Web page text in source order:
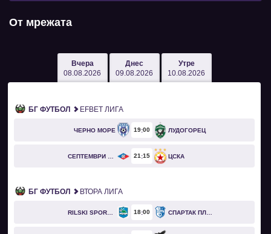
От мрежата
Вчера
08.08.2026
Днес
09.08.2026
Утре
10.08.2026
БГ ФУТБОЛ EFBET ЛИГА
ЧЕРНО МОРЕ 19 00 ЛУДОГОРЕЦ
СЕПТЕМВРИ СОФИЯ 21 15 ЦСКА
БГ ФУТБОЛ ВТОРА ЛИГА
RILSKI SPORTIST 18 00 СПАРТАК ПЛЕВЕН